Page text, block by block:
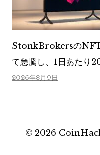
StonkBrokersのNFT
て急騰し、1日あたり
2026年8月9日
© 2026